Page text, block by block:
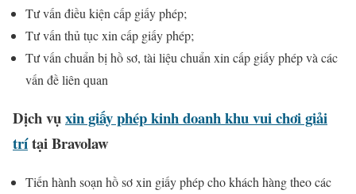
Tư vấn điều kiện cấp giấy phép;
Tư vấn thủ tục xin cấp giấy phép;
Tư vấn chuẩn bị hồ sơ, tài liệu chuẩn xin cấp giấy phép và các
vấn đề liên quan
Dịch vụxin giấy phép kinh doanh khu vui chơi giải
trítại Bravolaw
Tiến hành soạn hồ sơ xin giấy phép cho khách hàng theo các